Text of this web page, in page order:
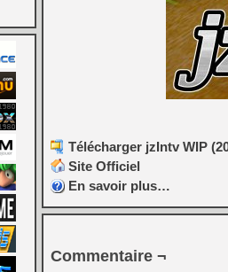
Télécharger jzIntv WIP
Site Officiel
En savoir plus…
Commentaire ¬